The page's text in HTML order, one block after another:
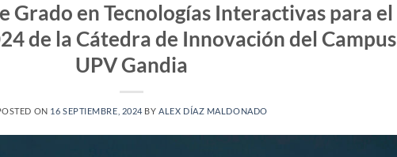
Grado en Tecnologías Interactivas para el
de la Cátedra de Innovación del Campus
UPV Gandia
ON 16 SEPTIEMBRE, 2024 BYALEX DÍAZ MALDONADO